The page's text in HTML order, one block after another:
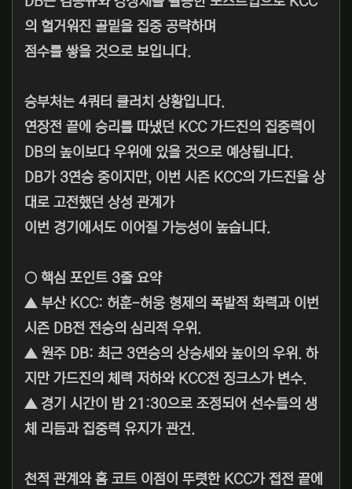
의 헐거워진 골밑을 집중 공략하며
점수를 쌓을 것으로 보입니다.
승부처는 4쿼터 클러치 상황입니다.
연장전 끝에 승리를 따냈던 KCC 가드진의 집중력이
DB의 높이보다 우위에 있을 것으로 예상됩니다.
DB가 3연승 중이지만, 이번 시즌 KCC의 가드진을 상
대로 고전했던 상성 관계가
이번 경기에서도 이어질 가능성이 높습니다.
○ 핵심 포인트 3줄 요약
▲ 부산 KCC: 허훈-허웅 형제의 폭발적 화력과 이번
시즌 DB전 전승의 심리적 우위.
▲ 원주 DB: 최근 3연승의 상승세와 높이의 우위. 하
지만 가드진의 체력 저하와 KCC전 징크스가 변수.
▲ 경기 시간이 밤 21:30으로 조정되어 선수들의 생
체 리듬과 집중력 유지가 관건.
천적 관계와 홈 코트 이점이 뚜렷한 KCC가 접전 끝에